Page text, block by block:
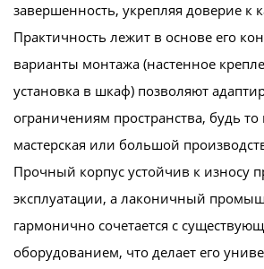
завершенность, укрепляя доверие к
Практичность лежит в основе его
варианты монтажа (настенное
установка в шкаф) позволяют
ограничениям пространства, будь
мастерская или большой
Прочный корпус устойчив к износу
эксплуатации, а лаконичный
гармонично сочетается с
оборудованием, что делает его